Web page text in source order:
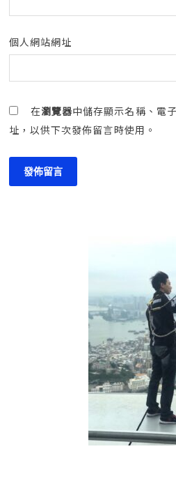
個人網站網址
在瀏覽器中儲存顯示名稱、電
址，以供下次發佈留言時使用。